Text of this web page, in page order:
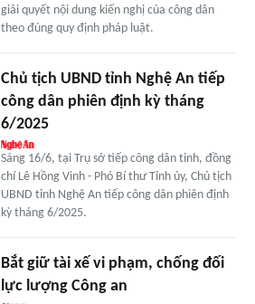
giải quyết nội dung kiến nghị của công dân
theo đúng quy định pháp luật.
Chủ tịch UBND tỉnh Nghệ An tiếp
công dân phiên định kỳ tháng
6/2025
Sáng 16/6, tại Trụ sở tiếp công dân tỉnh, đồng
chí Lê Hồng Vinh - Phó Bí thư Tỉnh ủy, Chủ tịch
UBND tỉnh Nghệ An tiếp công dân phiên định
kỳ tháng 6/2025.
Bắt giữ tài xế vi phạm, chống đối
lực lượng Công an